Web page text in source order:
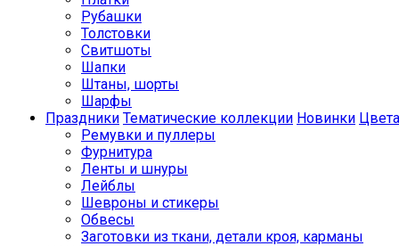
Рубашки
Толстовки
Свитшоты
Шапки
Штаны, шорты
Шарфы
Праздники Тематические коллекции Новинки Цвета
Ремувки и пуллеры
Фурнитура
Ленты и шнуры
Лейблы
Шевроны и стикеры
Обвесы
Заготовки из ткани, детали кроя, карманы